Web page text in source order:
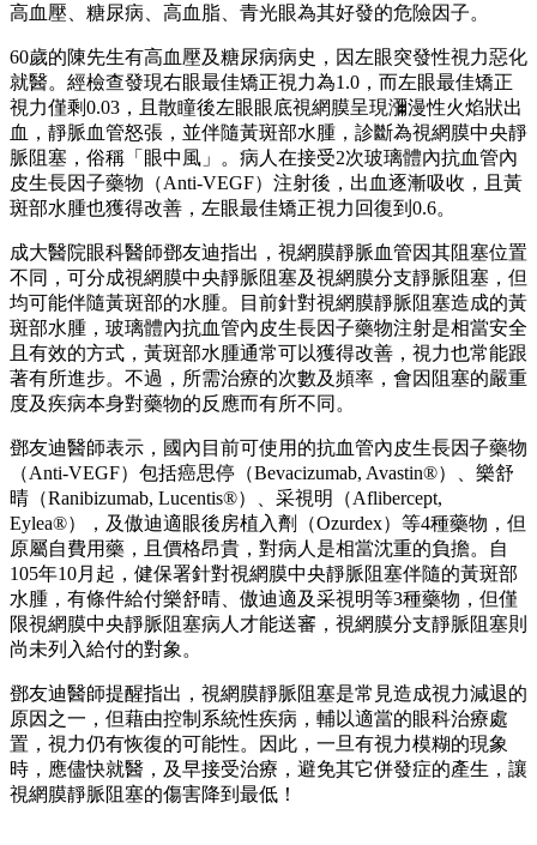
高血壓、糖尿病、高血脂、青光眼為其好發的危險因子。
60歲的陳先生有高血壓及糖尿病病史，因左眼突發性視力惡化
就醫。經檢查發現右眼最佳矯正視力為1.0，而左眼最佳矯正
視力僅剩0.03，且散瞳後左眼眼底視網膜呈現瀰漫性火焰狀出
血，靜脈血管怒張，並伴隨黃斑部水腫，診斷為視網膜中央靜
脈阻塞，俗稱「眼中風」。病人在接受2次玻璃體內抗血管內
皮生長因子藥物（Anti-VEGF）注射後，出血逐漸吸收，且黃
斑部水腫也獲得改善，左眼最佳矯正視力回復到0.6。
成大醫院眼科醫師鄧友迪指出，視網膜靜脈血管因其阻塞位置
不同，可分成視網膜中央靜脈阻塞及視網膜分支靜脈阻塞，但
均可能伴隨黃斑部的水腫。目前針對視網膜靜脈阻塞造成的黃
斑部水腫，玻璃體內抗血管內皮生長因子藥物注射是相當安全
且有效的方式，黃斑部水腫通常可以獲得改善，視力也常能跟
著有所進步。不過，所需治療的次數及頻率，會因阻塞的嚴重
度及疾病本身對藥物的反應而有所不同。
鄧友迪醫師表示，國內目前可使用的抗血管內皮生長因子藥物
（Anti-VEGF）包括癌思停（Bevacizumab, Avastin®）、樂舒
晴（Ranibizumab, Lucentis®）、采視明（Aflibercept,
Eylea®），及傲迪適眼後房植入劑（Ozurdex）等4種藥物，但
原屬自費用藥，且價格昂貴，對病人是相當沈重的負擔。自
105年10月起，健保署針對視網膜中央靜脈阻塞伴隨的黃斑部
水腫，有條件給付樂舒晴、傲迪適及采視明等3種藥物，但僅
限視網膜中央靜脈阻塞病人才能送審，視網膜分支靜脈阻塞則
尚未列入給付的對象。
鄧友迪醫師提醒指出，視網膜靜脈阻塞是常見造成視力減退的
原因之一，但藉由控制系統性疾病，輔以適當的眼科治療處
置，視力仍有恢復的可能性。因此，一旦有視力模糊的現象
時，應儘快就醫，及早接受治療，避免其它併發症的產生，讓
視網膜靜脈阻塞的傷害降到最低！